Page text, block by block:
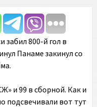
забил 800-й гол в
Панаме закинул со
и 99 в сборной. Как и
подсвечивали вот тут